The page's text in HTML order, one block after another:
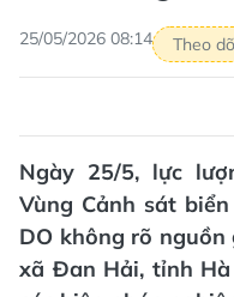
25/05/2026 08:14 Theo
Ngày 25/5, lực
Vùng Cảnh sát
DO không rõ
xã Đan Hải, tỉnh